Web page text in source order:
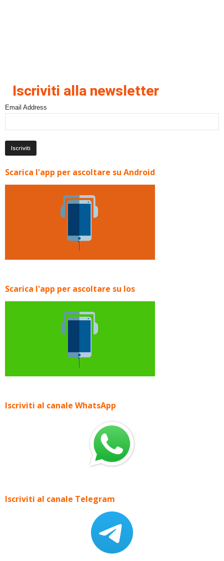
Iscriviti alla newsletter
Email Address
Scarica l'app per ascoltare su Android
Scarica l'app per ascoltare su Ios
Iscriviti al canale WhatsApp
Iscriviti al canale Telegram